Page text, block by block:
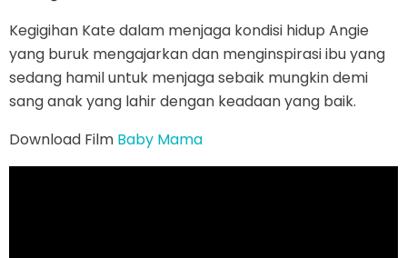
Kegigihan Kate dalam menjaga kondisi hidup Angie
yang buruk mengajarkan dan menginspirasi ibu yang
sedang hamil untuk menjaga sebaik mungkin demi
sang anak yang lahir dengan keadaan yang baik.
Download Film Baby Mama